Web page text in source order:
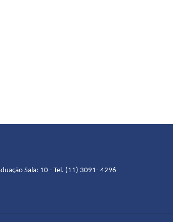
Sala: 10 - Tel. (11) 3091- 4296